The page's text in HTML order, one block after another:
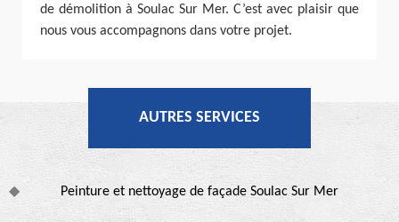
de démolition à Soulac Sur Mer. C’est avec plaisir que
nous vous accompagnons dans votre projet.
AUTRES SERVICES
Peinture et nettoyage de façade Soulac Sur Mer